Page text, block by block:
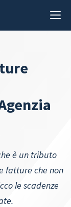
è un tributo
fatture che non
le scadenze